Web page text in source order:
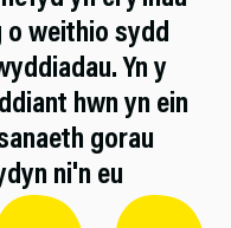
weithio sydd
Yn y
hwn yn ein
gorau
ni'n eu